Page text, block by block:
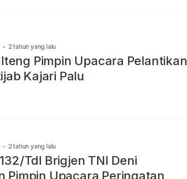
- 2 tahun yang lalu
Pimpin Upacara Pelantikan
Kajari Palu
- 2 tahun yang lalu
Tdl Brigjen TNI Deni
Pimpin Upacara Peringatan